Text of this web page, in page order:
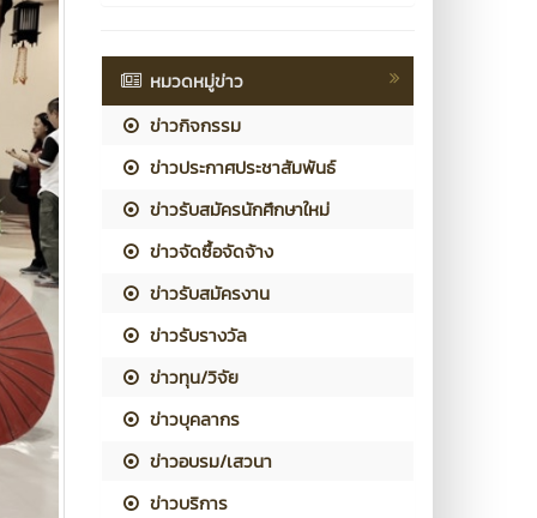
หมวดหมู่ข่าว
ข่าวกิจกรรม
ข่าวประกาศประชาสัมพันธ์
ข่าวรับสมัครนักศึกษาใหม่
ข่าวจัดซื้อจัดจ้าง
ข่าวรับสมัครงาน
ข่าวรับรางวัล
ข่าวทุน/วิจัย
ข่าวบุคลากร
ข่าวอบรม/เสวนา
ข่าวบริการ